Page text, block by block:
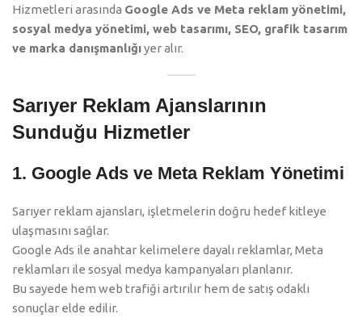
Hizmetleri arasında Google Ads ve Meta reklam yönetimi,
sosyal medya yönetimi, web tasarımı, SEO, grafik tasarım
ve marka danışmanlığıyer alır.
Sarıyer Reklam Ajanslarının
Sunduğu Hizmetler
1. Google Ads ve Meta Reklam Yönetimi
Sarıyer reklam ajansları, işletmelerin doğru hedef kitleye
ulaşmasını sağlar.
Google Ads ile anahtar kelimelere dayalı reklamlar, Meta
reklamları ile sosyal medya kampanyaları planlanır.
Bu sayede hem web trafiği artırılır hem de satış odaklı
sonuçlar elde edilir.